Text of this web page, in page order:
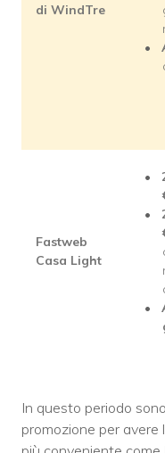
di WindTre
Fastweb
Casa Light
In questo periodo
promozione per